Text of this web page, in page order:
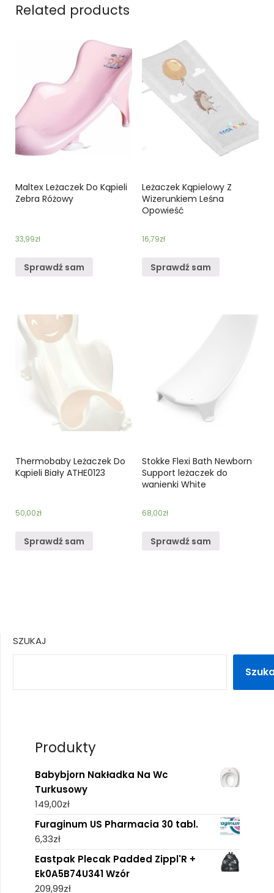
Related products
Maltex Leżaczek Do Kąpieli
Zebra Różowy
33,99zł
Sprawdź sam
Leżaczek Kąpielowy Z
Wizerunkiem Leśna
Opowieść
16,79zł
Sprawdź sam
Thermobaby Leżaczek Do
Kąpieli Biały ATHE0123
50,00zł
Sprawdź sam
Stokke Flexi Bath Newborn
Support leżaczek do
wanienki White
68,00zł
Sprawdź sam
SZUKAJ
Produkty
Babybjorn Nakładka Na Wc
Turkusowy
149,00zł
Furaginum US Pharmacia 30 tabl.
6,33zł
Eastpak Plecak Padded Zippl'R +
Ek0A5B74U341 Wzór
209,99zł